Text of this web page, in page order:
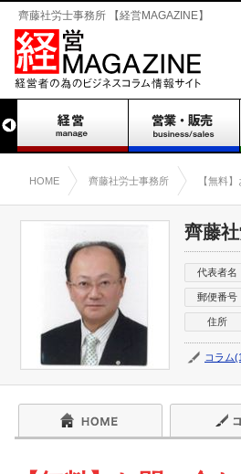
齊藤社労士事務所 【経営MAGAZINE】
HOME 齊藤社労士事務所 【無料
齊藤
代表者名
郵便番号
住所
コラム